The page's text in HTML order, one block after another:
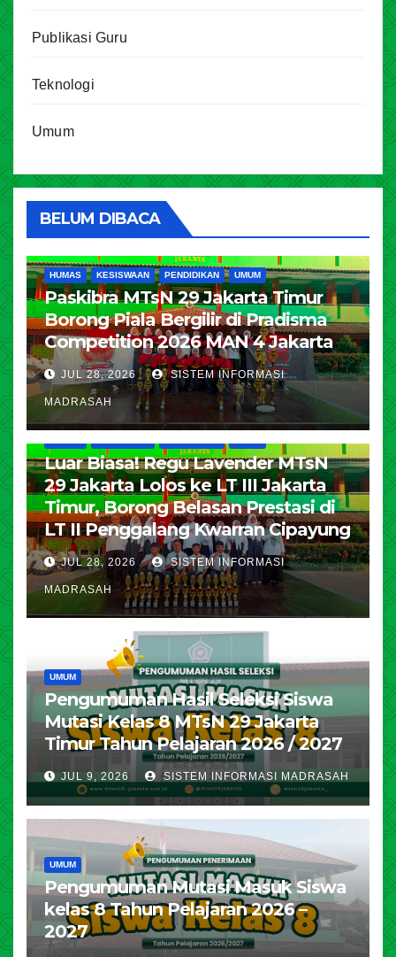
Publikasi Guru
Teknologi
Umum
BELUM DIBACA
HUMAS KESISWAAN PENDIDIKAN UMUM
Paskibra MTsN 29 Jakarta Timur
Borong Piala Bergilir di Pradisma
Competition 2026 MAN 4 Jakarta
JUL 28, 2026 SISTEM INFORMASI
MADRASAH
Luar Biasa! Regu Lavender MTsN
29 Jakarta Lolos ke LT III Jakarta
Timur, Borong Belasan Prestasi di
LT II Penggalang Kwarran Cipayung
JUL 28, 2026 SISTEM INFORMASI
MADRASAH
UMUM
Pengumuman Hasil Seleksi Siswa
Mutasi Kelas 8 MTsN 29 Jakarta
Timur Tahun Pelajaran 2026 / 2027
JUL 9, 2026 SISTEM INFORMASI MADRASAH
UMUM
Pengumuman Mutasi Masuk Siswa
kelas 8 Tahun Pelajaran 2026 –
2027